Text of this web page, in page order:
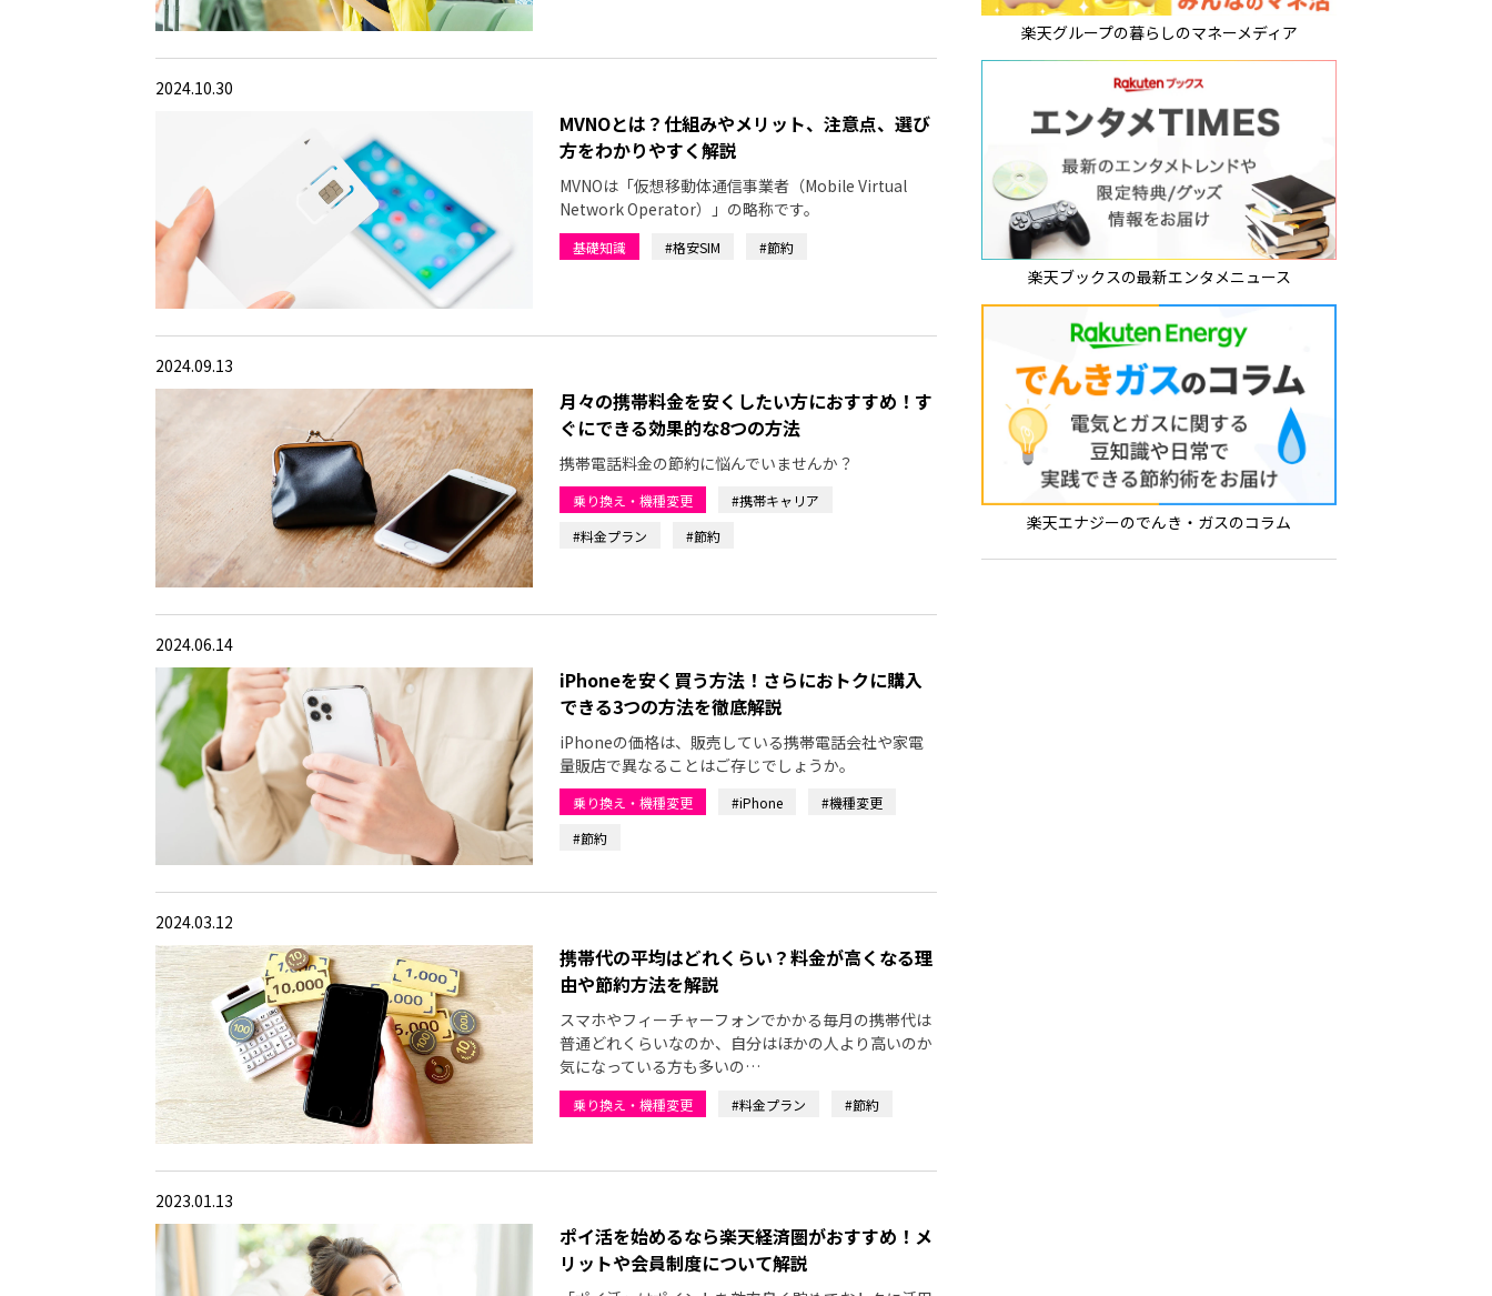
2024.10.30
MVNOとは？仕組みやメリット、注意点、選び
方をわかりやすく解説
MVNOは「仮想移動体通信事業者（Mobile Virtual
Network Operator）」の略称です。
基礎知識 #格安SIM #節約
2024.09.13
月々の携帯料金を安くしたい方におすすめ！す
ぐにできる効果的な8つの方法
携帯電話料金の節約に悩んでいませんか？
乗り換え・機種変更
#携帯キャリア
#料金プラン
#節約
2024.06.14
iPhoneを安く買う方法！さらにおトクに購入
できる3つの方法を徹底解説
iPhoneの価格は、販売している携帯電話会社や家電
量販店で異なることはご存じでしょうか。
乗り換え・機種変更 #iPhone
#機種変更
#節約
2024.03.12
携帯代の平均はどれくらい？料金が高くなる理
由や節約方法を解説
スマホやフィーチャーフォンでかかる毎月の携帯代は
普通どれくらいなのか、自分はほかの人より高いのか
気になっている方も多いの…
乗り換え・機種変更 #料金プラン #節約
2023.01.13
ポイ活を始めるなら楽天経済圏がおすすめ！メ
リットや会員制度について解説
楽天グループの暮らしのマネーメディア
楽天ブックスの最新エンタメニュース
楽天エナジーのでんき・ガスのコラム